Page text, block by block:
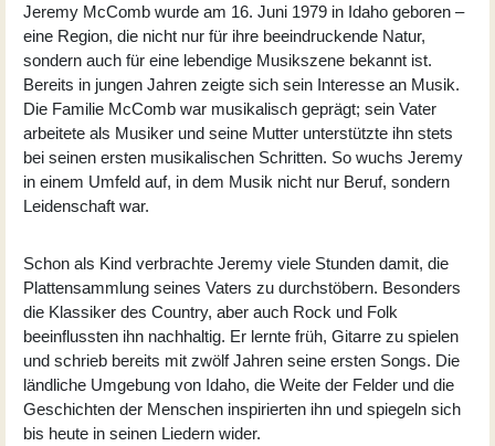
Jeremy McComb wurde am 16. Juni 1979 in Idaho geboren –
eine Region, die nicht nur für ihre beeindruckende Natur,
sondern auch für eine lebendige Musikszene bekannt ist.
Bereits in jungen Jahren zeigte sich sein Interesse an Musik.
Die Familie McComb war musikalisch geprägt; sein Vater
arbeitete als Musiker und seine Mutter unterstützte ihn stets
bei seinen ersten musikalischen Schritten. So wuchs Jeremy
in einem Umfeld auf, in dem Musik nicht nur Beruf, sondern
Leidenschaft war.
Schon als Kind verbrachte Jeremy viele Stunden damit, die
Plattensammlung seines Vaters zu durchstöbern. Besonders
die Klassiker des Country, aber auch Rock und Folk
beeinflussten ihn nachhaltig. Er lernte früh, Gitarre zu spielen
und schrieb bereits mit zwölf Jahren seine ersten Songs. Die
ländliche Umgebung von Idaho, die Weite der Felder und die
Geschichten der Menschen inspirierten ihn und spiegeln sich
bis heute in seinen Liedern wider.